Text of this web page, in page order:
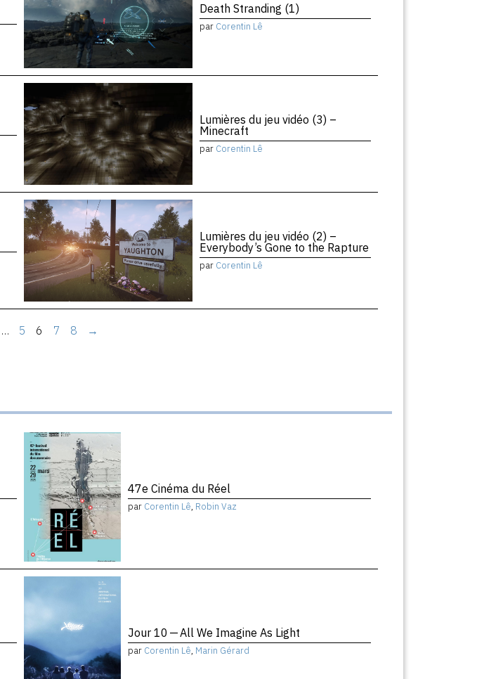
Death Stranding (1)
par Corentin Lê
Lumières du jeu vidéo (3) –
Minecraft
par Corentin Lê
Lumières du jeu vidéo (2) –
Everybody’s Gone to the Rapture
par Corentin Lê
… 5 6 7 8 →
47e Cinéma du Réel
par Corentin Lê, Robin Vaz
Jour 10 — All We Imagine As Light
par Corentin Lê, Marin Gérard